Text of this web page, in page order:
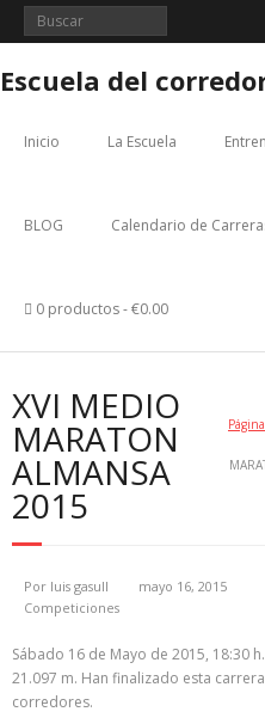
Saltar
Escuela del
Inicio La Escuela
BLOG Calendario de
0 productos €0.00
XVI MEDIO
MARATON
ALMANSA
2015
Por luis gasull
mayo 16, 2015
Competiciones
Sábado 16 de Mayo de 2015, 18:30
21.097 m. Han finalizado esta
corredores.